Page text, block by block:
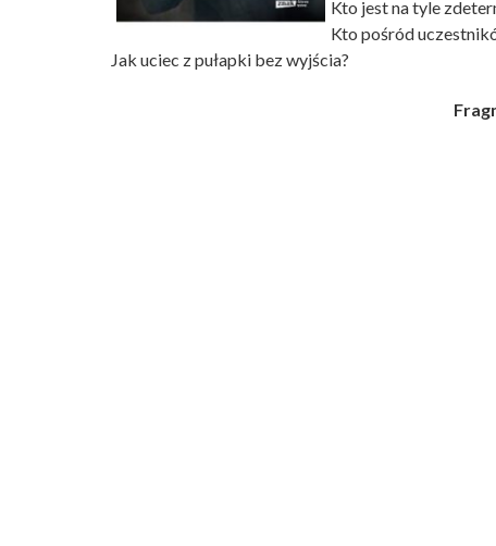
Kto jest na tyle
Kto pośród
Jak uciec z pułapki bez wyjścia?